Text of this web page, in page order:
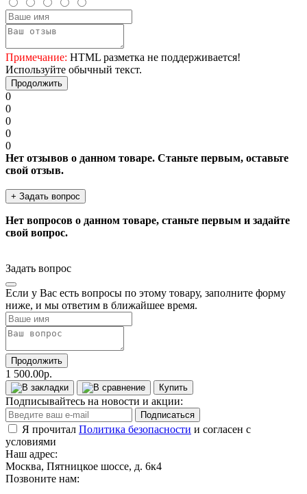
Примечание: HTML разметка не поддерживается!
Используйте обычный текст.
Продолжить
0
0
0
0
0
Нет отзывов о данном товаре. Станьте первым, оставьте
свой отзыв.
+ Задать вопрос
Нет вопросов о данном товаре, станьте первым и задайте
свой вопрос.
Задать вопрос
Если у Вас есть вопросы по этому товару, заполните форму
ниже, и мы ответим в ближайшее время.
Продолжить
1 500.00р.
Купить
Подписывайтесь на новости и акции:
Подписаться
Я прочитал Политика безопасности и согласен с
условиями
Наш адрес:
Москва, Пятницкое шоссе, д. 6к4
Позвоните нам: